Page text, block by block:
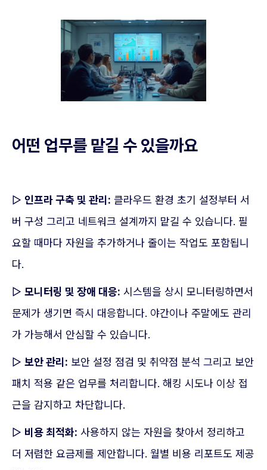
어떤 업무를 맡길 수 있을까요
▷ 인프라 구축 및 관리: 클라우드 환경 초기 설정부터 서
버 구성 그리고 네트워크 설계까지 맡길 수 있습니다. 필
요할 때마다 자원을 추가하거나 줄이는 작업도 포함됩니
다.
▷ 모니터링 및 장애 대응: 시스템을 상시 모니터링하면서
문제가 생기면 즉시 대응합니다. 야간이나 주말에도 관리
가 가능해서 안심할 수 있습니다.
▷ 보안 관리: 보안 설정 점검 및 취약점 분석 그리고 보안
패치 적용 같은 업무를 처리합니다. 해킹 시도나 이상 접
근을 감지하고 차단합니다.
▷ 비용 최적화: 사용하지 않는 자원을 찾아서 정리하고
더 저렴한 요금제를 제안합니다. 월별 비용 리포트도 제공